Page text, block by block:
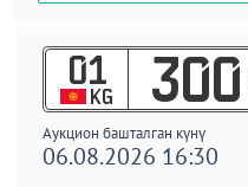
01
KG 300
Аукцион башталган күнү
06.08.2026 16:30